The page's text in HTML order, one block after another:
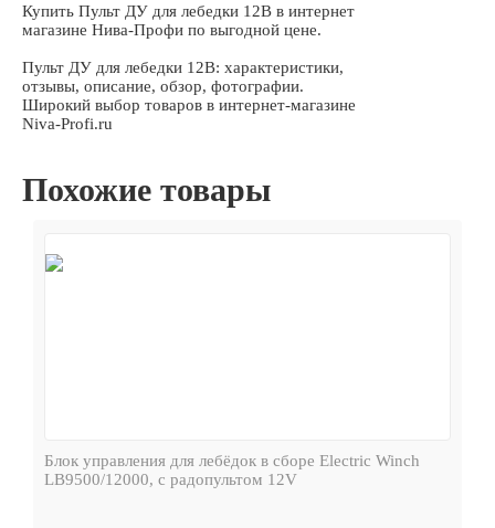
Купить Пульт ДУ для лебедки 12В в интернет
магазине Нива-Профи по выгодной цене.
Пульт ДУ для лебедки 12В: характеристики,
отзывы, описание, обзор, фотографии.
Широкий выбор товаров в интернет-магазине
Niva-Profi.ru
Похожие товары
Блок управления для лебёдок в сборе Electric Winch
LB9500/12000, с радопультом 12V